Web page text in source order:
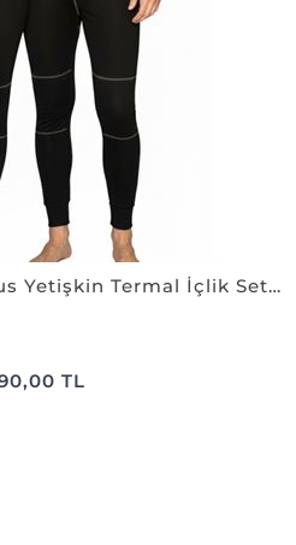
Thermoform Active Plus Yetişkin Termal İçlik Set SİYAH
TL